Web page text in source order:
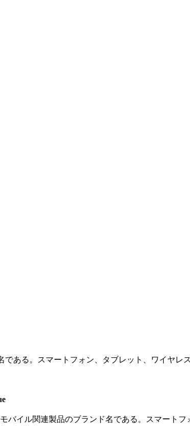
ある。スマートフォン、タブレット、ワイヤレ
バイル関連製品のブランド名である。スマート